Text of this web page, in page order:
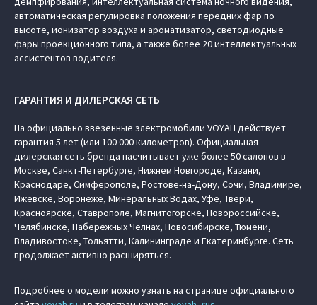
автоматическая регулировка положения передних фар по
высоте, ионизатор воздуха и ароматизатор, светодиодные
фары проекционного типа, а также более 20 интеллектуальных
ассистентов водителя.
ГАРАНТИЯ И ДИЛЕРСКАЯ СЕТЬ
На официально ввезенные электромобили VOYAH действует
гарантия 5 лет (или 100 000 километров). Официальная
дилерская сеть бренда насчитывает уже более 50 салонов в
Москве, Санкт-Петербурге, Нижнем Новгороде, Казани,
Краснодаре, Симферополе, Ростове-на-Дону, Сочи, Владимире,
Ижевске, Воронеже, Минеральных Водах, Уфе, Твери,
Красноярске, Ставрополе, Магнитогорске, Новороссийске,
Челябинске, Набережных Челнах, Новосибирске, Тюмени,
Владивостоке, Тольятти, Калининграде и Екатеринбурге. Сеть
продолжает активно расширяться.
Подробнее о модели можно узнать на странице официального